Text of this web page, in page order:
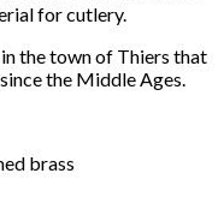
for cutlery.
the town of Thiers that
the Middle Ages.
brass